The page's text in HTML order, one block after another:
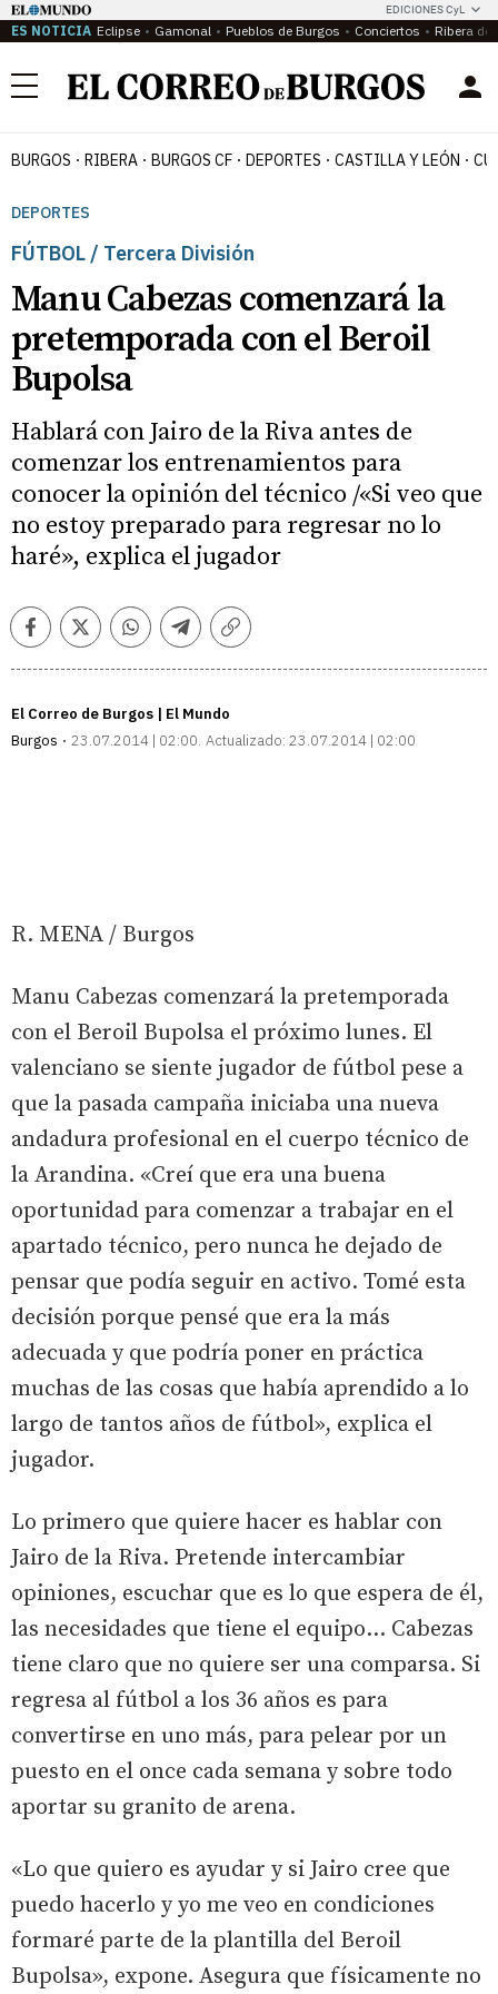
EDICIONES CyL
ES NOTICIA Eclipse Gamonal Pueblos de Burgos Conciertos Ribera del
Menú
BURGOS RIBERA BURGOS CF DEPORTES CASTILLA Y LEÓN
DEPORTES
FÚTBOL / Tercera División
Manu Cabezas comenzará la
pretemporada con el Beroil
Bupolsa
Hablará con Jairo de la Riva antes de
comenzar los entrenamientos para
conocer la opinión del técnico /«Si veo que
no estoy preparado para regresar no lo
haré», explica el jugador
FacebookTwitterWhatsappTelegramCopiar
El Correo de Burgos | El Mundo
Burgos
23.07.2014 | 02:00 Actualizado: 23.07.2014 | 02:00
R. MENA / Burgos
Manu Cabezas comenzará la pretemporada
con el Beroil Bupolsa el próximo lunes. El
valenciano se siente jugador de fútbol pese a
que la pasada campaña iniciaba una nueva
andadura profesional en el cuerpo técnico de
la Arandina. «Creí que era una buena
oportunidad para comenzar a trabajar en el
apartado técnico, pero nunca he dejado de
pensar que podía seguir en activo. Tomé esta
decisión porque pensé que era la más
adecuada y que podría poner en práctica
muchas de las cosas que había aprendido a lo
largo de tantos años de fútbol», explica el
jugador.
Lo primero que quiere hacer es hablar con
Jairo de la Riva. Pretende intercambiar
opiniones, escuchar que es lo que espera de él,
las necesidades que tiene el equipo... Cabezas
tiene claro que no quiere ser una comparsa. Si
regresa al fútbol a los 36 años es para
convertirse en uno más, para pelear por un
puesto en el once cada semana y sobre todo
aportar su granito de arena.
«Lo que quiero es ayudar y si Jairo cree que
puedo hacerlo y yo me veo en condiciones
formaré parte de la plantilla del Beroil
Bupolsa», expone. Asegura que físicamente no